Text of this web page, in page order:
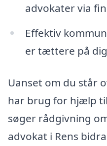
advokater via
Effektiv
er tættere på
Uanset om du står
har brug for hjælp
søger rådgivning
advokat i Rens